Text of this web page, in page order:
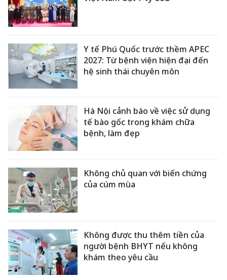
Y tế Phú Quốc trước thềm APEC
2027: Từ bệnh viện hiện đại đến
hệ sinh thái chuyên môn
Hà Nội cảnh báo về việc sử dụng
tế bào gốc trong khám chữa
bệnh, làm đẹp
Không chủ quan với biến chứng
của cúm mùa
Không được thu thêm tiền của
người bệnh BHYT nếu không
khám theo yêu cầu